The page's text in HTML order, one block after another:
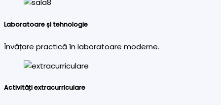
Laboratoare și tehnologie
Învățare practică în laboratoare moderne.
Activități extracurriculare